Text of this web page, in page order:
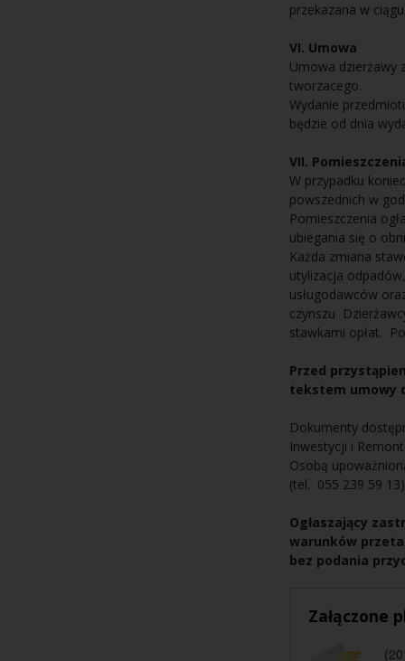
przekazana w
VI. Umowa
Umowa dzierżawy
tworzacego.
Wydanie
będzie od dnia
VII.
W przypadku
powszednich w
Pomieszczenia
ubiegania się o
Każda zmiana
utylizacja
usługodawców
czynszu
stawkami opłat.
Przed
tekstem umowy
Dokumenty
Inwestycji i
Osobą
(tel. 055 239 59
Ogłaszający
warunków
bez podania
Załączone